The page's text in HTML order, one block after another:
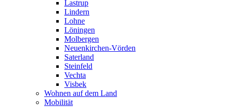
Lastrup
Lindern
Lohne
Löningen
Molbergen
Neuenkirchen-Vörden
Saterland
Steinfeld
Vechta
Visbek
Wohnen auf dem Land
Mobilität